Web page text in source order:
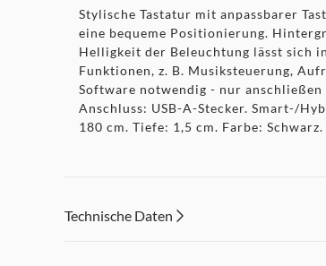
Stylische Tastatur mit anpassbarer
eine bequeme Positionierung.
Helligkeit der Beleuchtung lässt sich
Funktionen, z. B. Musiksteuerung,
Software notwendig - nur anschließen
Anschluss: USB-A-Stecker. Smart-/
180 cm. Tiefe: 1,5 cm. Farbe:
Technische Daten